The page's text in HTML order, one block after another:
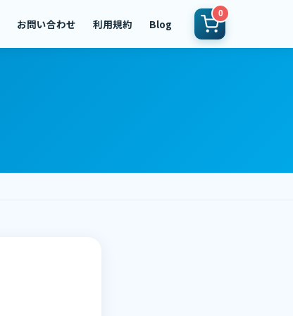
お問い合わせ 利用規約 Blog
0